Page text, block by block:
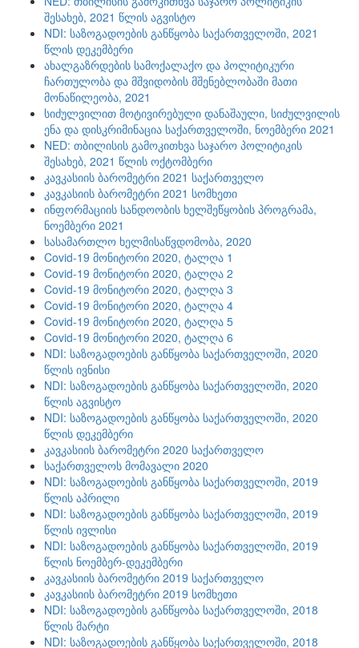
შესახებ, 2021 წლის აგვისტო
NDI: საზოგადოების განწყობა საქართველოში, 2021
წლის დეკემბერი
ახალგაზრდების სამოქალაქო და პოლიტიკური
ჩართულობა და მშვიდობის მშენებლობაში მათი
მონაწილეობა, 2021
სიძულვილით მოტივირებული დანაშაული, სიძულვილის
ენა და დისკრიმინაცია საქართველოში, ნოემბერი 2021
NED: თბილისის გამოკითხვა საჯარო პოლიტიკის
შესახებ, 2021 წლის ოქტომბერი
კავკასიის ბარომეტრი 2021 საქართველო
კავკასიის ბარომეტრი 2021 სომხეთი
ინფორმაციის სანდოობის ხელშეწყობის პროგრამა,
ნოემბერი 2021
სასამართლო ხელმისაწვდომობა, 2020
Covid-19 მონიტორი 2020, ტალღა 1
Covid-19 მონიტორი 2020, ტალღა 2
Covid-19 მონიტორი 2020, ტალღა 3
Covid-19 მონიტორი 2020, ტალღა 4
Covid-19 მონიტორი 2020, ტალღა 5
Covid-19 მონიტორი 2020, ტალღა 6
NDI: საზოგადოების განწყობა საქართველოში, 2020
წლის ივნისი
NDI: საზოგადოების განწყობა საქართველოში, 2020
წლის აგვისტო
NDI: საზოგადოების განწყობა საქართველოში, 2020
წლის დეკემბერი
კავკასიის ბარომეტრი 2020 საქართველო
საქართველოს მომავალი 2020
NDI: საზოგადოების განწყობა საქართველოში, 2019
წლის აპრილი
NDI: საზოგადოების განწყობა საქართველოში, 2019
წლის ივლისი
NDI: საზოგადოების განწყობა საქართველოში, 2019
წლის ნოემბერ-დეკემბერი
კავკასიის ბარომეტრი 2019 საქართველო
კავკასიის ბარომეტრი 2019 სომხეთი
NDI: საზოგადოების განწყობა საქართველოში, 2018
წლის მარტი
NDI: საზოგადოების განწყობა საქართველოში, 2018